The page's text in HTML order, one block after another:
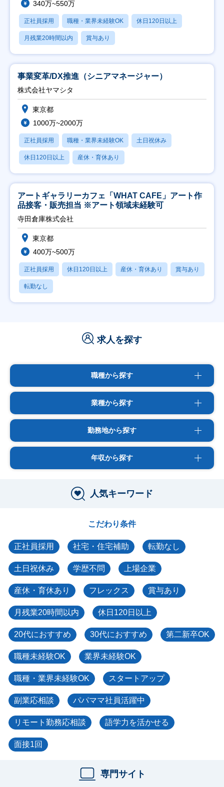
340万~550万
正社員採用 職種・業界未経験OK 休日120日以上
月残業20時間以内 賞与あり
事業変革/DX推進（シニアマネージャー）
株式会社ヤマシタ
東京都
1000万~2000万
正社員採用 職種・業界未経験OK 土日祝休み
休日120日以上 産休・育休あり
アートギャラリーカフェ「WHAT CAFE」アート作
品接客・販売担当 ※アート領域未経験可
寺田倉庫株式会社
東京都
400万~500万
正社員採用 休日120日以上 産休・育休あり 賞与あり
転勤なし
求人を探す
職種から探す
業種から探す
勤務地から探す
年収から探す
人気キーワード
こだわり条件
正社員採用 社宅・住宅補助 転勤なし
土日祝休み 学歴不問 上場企業
産休・育休あり フレックス 賞与あり
月残業20時間以内 休日120日以上
20代におすすめ 30代におすすめ 第二新卒OK
職種未経験OK 業界未経験OK
職種・業界未経験OK スタートアップ
副業応相談 パパママ社員活躍中
リモート勤務応相談 語学力を活かせる
面接1回
専門サイト